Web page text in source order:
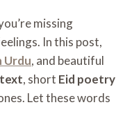
missing
In this post,
Urdu, and beautiful
, short Eid poetry
Let these words